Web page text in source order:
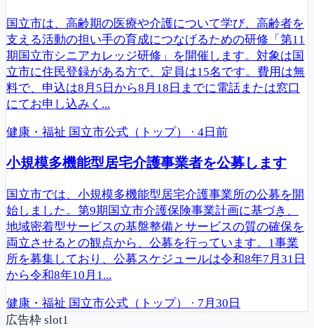
国立市は、高齢期の医療や介護について学び、高齢者を
支える活動の担い手の育成につなげるための研修「第11
期国立市シニアカレッジ研修」を開催します。対象は国
立市に住民登録がある方で、定員は15名です。費用は無
料で、申込は8月5日から8月18日までに電話または窓口
にてお申し込みく...
健康・福祉 国立市公式（トップ） · 4日前
小規模多機能型居宅介護事業者を公募します
国立市では、小規模多機能型居宅介護事業所の公募を開
始しました。第9期国立市介護保険事業計画に基づき、
地域密着型サービスの基盤整備とサービスの質の確保を
両立させるとの観点から、公募を行っています。1事業
所を募集しており、公募スケジュールは令和8年7月31日
から令和8年10月1...
健康・福祉 国立市公式（トップ） · 7月30日
広告枠 slot1